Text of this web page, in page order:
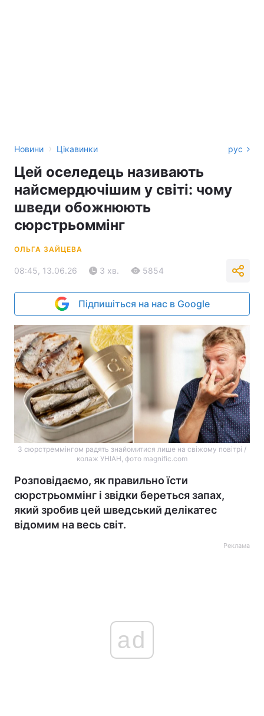
Новини › Цікавинки рус
Цей оселедець називають
найсмердючішим у світі: чому
шведи обожнюють
сюрстрьоммінг
ОЛЬГА ЗАЙЦЕВА
08:45, 13.06.26 3 хв. 5854
Підпишіться на нас в Google
З сюрстреммінгом радять знайомитися лише на свіжому повітрі /
колаж УНІАН, фото magnific.com
Розповідаємо, як правильно їсти
сюрстрьоммінг і звідки береться запах,
який зробив цей шведський делікатес
відомим на весь світ.
Реклама
ad